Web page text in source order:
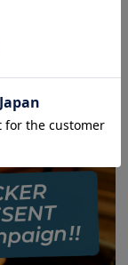
タイル4選。
。Vol.1
Vol.2
ら